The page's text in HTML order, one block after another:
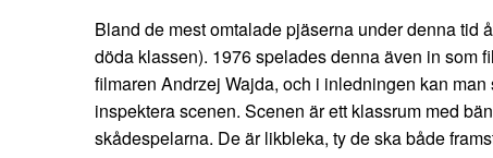
Bland de mest omtalade pjäserna under denna tid
döda klassen). 1976 spelades denna även in som
filmaren Andrzej Wajda, och i inledningen kan man
inspektera scenen. Scenen är ett klassrum med
skådespelarna. De är likbleka, ty de ska både